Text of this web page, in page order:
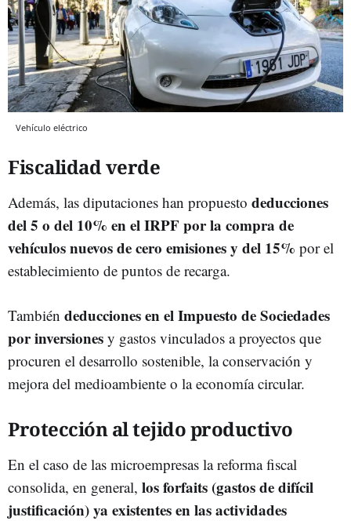
Vehículo eléctrico
Fiscalidad verde
Además, las diputaciones han propuesto deducciones
del 5 o del 10% en el IRPF por la compra de
vehículos nuevos de cero emisiones y del 15% por el
establecimiento de puntos de recarga.
También deducciones en el Impuesto de Sociedades
por inversiones y gastos vinculados a proyectos que
procuren el desarrollo sostenible, la conservación y
mejora del medioambiente o la economía circular.
Protección al tejido productivo
En el caso de las microempresas la reforma fiscal
consolida, en general, los forfaits (gastos de difícil
justificación) ya existentes en las actividades